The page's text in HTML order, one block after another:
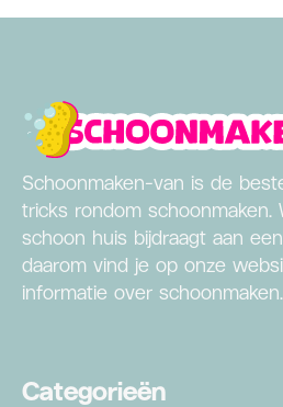
Schoonmaken-van is de
tricks rondom schoonmaken.
schoon huis bijdraagt aan
daarom vind je op onze
informatie over schoonmaken.
Categorieën